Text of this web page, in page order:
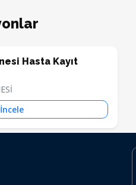
Hasta Kayıt
İncele